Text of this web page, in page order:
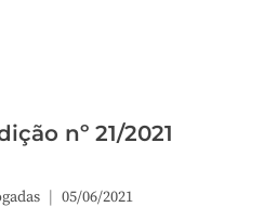
nº 21/2021
05/06/2021